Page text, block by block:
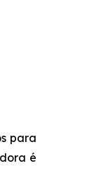
para
é